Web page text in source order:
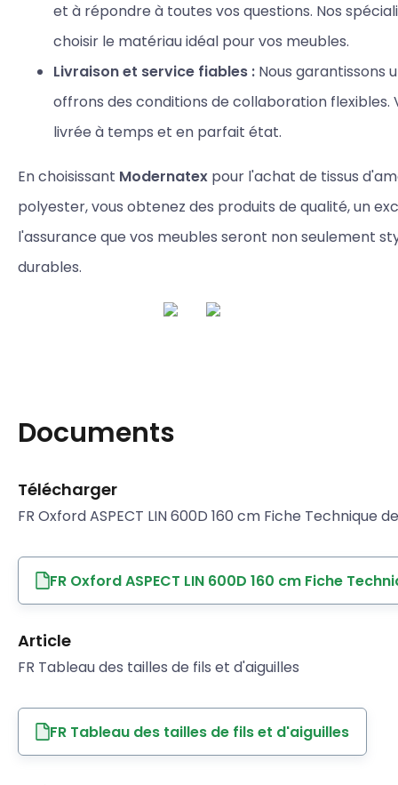
et à répondre à toutes vos questions. Nos
choisir le matériau idéal pour vos meubles.
Livraison et service fiables : Nous garantissons
offrons des conditions de collaboration
livrée à temps et en parfait état.
En choisissant Modernatex pour l'achat de tissus
polyester, vous obtenez des produits de qualité, un
l'assurance que vos meubles seront non seulement
durables.
Documents
Télécharger
FR Oxford ASPECT LIN 600D 160 cm Fiche Technique
FR Oxford ASPECT LIN 600D 160 cm Fiche
Article
FR Tableau des tailles de fils et d'aiguilles
FR Tableau des tailles de fils et d'aiguilles